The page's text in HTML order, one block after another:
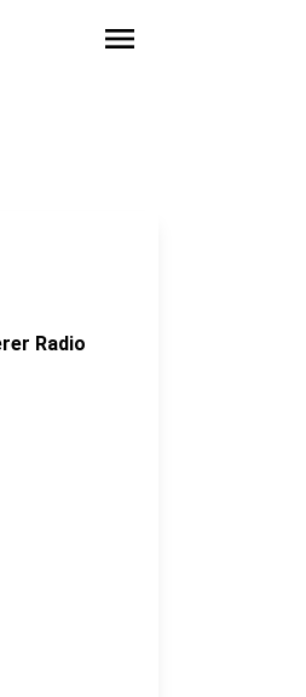
menu
Radio